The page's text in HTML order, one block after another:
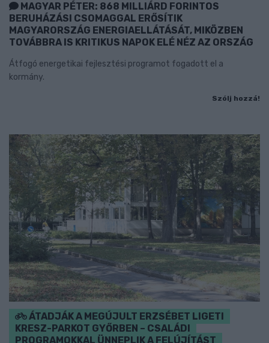
MAGYAR PÉTER: 868 MILLIÁRD FORINTOS
BERUHÁZÁSI CSOMAGGAL ERŐSÍTIK
MAGYARORSZÁG ENERGIAELLÁTÁSÁT, MIKÖZBEN
TOVÁBBRA IS KRITIKUS NAPOK ELÉ NÉZ AZ ORSZÁG
Átfogó energetikai fejlesztési programot fogadott el a
kormány.
Szólj hozzá!
ÁTADJÁK A MEGÚJULT ERZSÉBET LIGETI
KRESZ-PARKOT GYŐRBEN – CSALÁDI
PROGRAMOKKAL ÜNNEPLIK A FELÚJÍTÁST